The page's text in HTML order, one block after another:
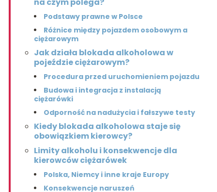
na czym polega?
Podstawy prawne w Polsce
Różnice między pojazdem osobowym a
ciężarowym
Jak działa blokada alkoholowa w
pojeździe ciężarowym?
Procedura przed uruchomieniem pojazdu
Budowa i integracja z instalacją
ciężarówki
Odporność na nadużycia i fałszywe testy
Kiedy blokada alkoholowa staje się
obowiązkiem kierowcy?
Limity alkoholu i konsekwencje dla
kierowców ciężarówek
Polska, Niemcy i inne kraje Europy
Konsekwencje naruszeń